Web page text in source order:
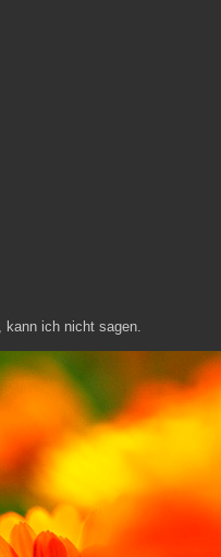
kann ich nicht sagen.